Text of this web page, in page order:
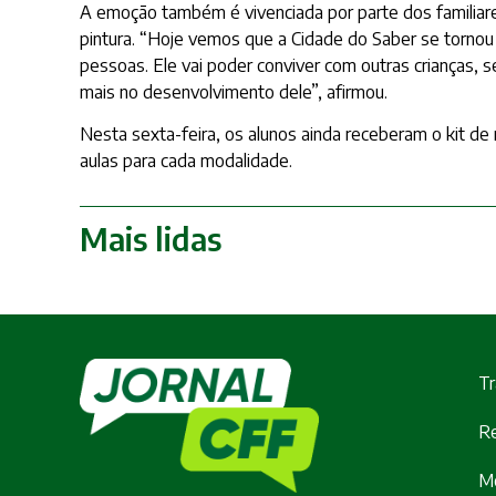
A emoção também é vivenciada por parte dos
pintura. “Hoje vemos que a Cidade do Saber se
pessoas. Ele vai poder conviver com outras crianças,
mais no desenvolvimento dele”, afirmou.
Nesta sexta-feira, os alunos ainda receberam o kit
aulas para cada modalidade.
Mais lidas